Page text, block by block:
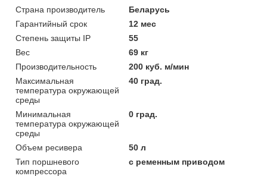
Страна производитель
Беларусь
Гарантийный срок
12 мес
Степень защиты IP
55
Вес
69 кг
Производительность
200 куб. м/мин
Максимальная
температура окружающей
среды
40 град.
Минимальная
температура окружающей
среды
0 град.
Объем ресивера
50 л
Тип поршневого
компрессора
с ременным приводом